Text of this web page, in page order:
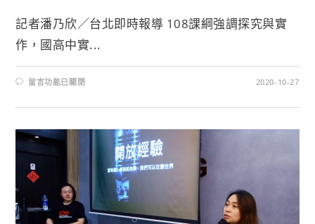
記者潘乃欣／台北即時報導 108課綱強調探究與實
作，國高中實...
留言功能已關閉 2020-10-27